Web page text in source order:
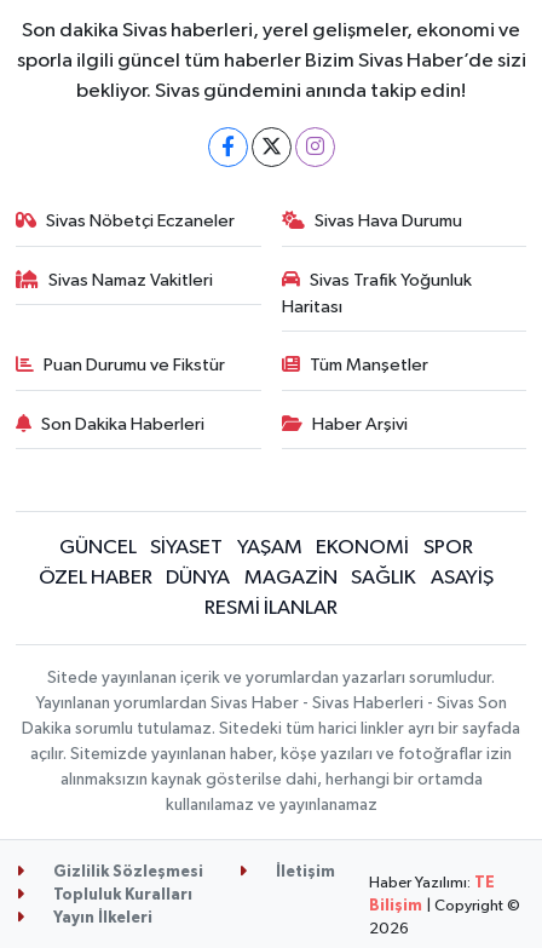
Son dakika Sivas haberleri, yerel gelişmeler, ekonomi ve
sporla ilgili güncel tüm haberler Bizim Sivas Haber’de sizi
bekliyor. Sivas gündemini anında takip edin!
Sivas Nöbetçi Eczaneler Sivas Hava Durumu
Sivas Namaz Vakitleri
Sivas Trafik Yoğunluk
Haritası
Puan Durumu ve Fikstür Tüm Manşetler
Son Dakika Haberleri Haber Arşivi
GÜNCEL SİYASET YAŞAM EKONOMİ
SPOR
ÖZEL HABER
DÜNYA MAGAZİN SAĞLIK
ASAYİŞ
RESMİ İLANLAR
Sitede yayınlanan içerik ve yorumlardan yazarları sorumludur.
Yayınlanan yorumlardan Sivas Haber - Sivas Haberleri - Sivas Son
Dakika sorumlu tutulamaz. Sitedeki tüm harici linkler ayrı bir sayfada
açılır. Sitemizde yayınlanan haber, köşe yazıları ve fotoğraflar izin
alınmaksızın kaynak gösterilse dahi, herhangi bir ortamda
kullanılamaz ve yayınlanamaz
Gizlilik Sözleşmesi
İletişim
Topluluk Kuralları
Yayın İlkeleri
Haber Yazılımı: TE
Bilişim | Copyright ©
2026